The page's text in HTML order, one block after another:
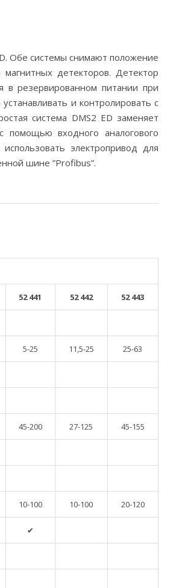
Обе системы снимают положение
детекторов. Детектор
резервированном питании при
и контролировать с
система DMS2 ED заменяет
помощью входного аналогового
электропривод для
шине ”Profibus”.
52 441 52 442 52 443
5-25 11,5-25 25-63
45-200 27-125 45-155
10-100 10-100 20-120
✔